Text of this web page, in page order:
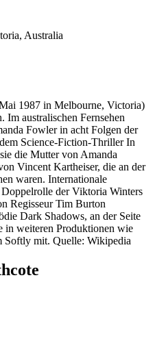
Australia
1987 in Melbourne, Victoria)
Im australischen Fernsehen
Fowler in acht Folgen der
Science-Fiction-Thriller In
die Mutter von Amanda
Vincent Kartheiser, die an der
waren. Internationale
der Viktoria Winters
Regisseur Tim Burton
Dark Shadows, an der Seite
in weiteren Produktionen wie
mit. Quelle: Wikipedia